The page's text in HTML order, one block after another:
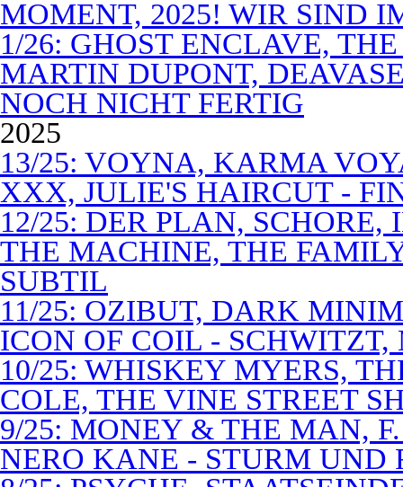
MOMENT, 2025! WIR SIND
1/26: GHOST ENCLAVE,
MARTIN DUPONT,
NOCH NICHT FERTIG
2025
13/25: VOYNA, KARMA
XXX, JULIE'S HAIRCUT -
12/25: DER PLAN,
THE MACHINE, THE
SUBTIL
11/25: OZIBUT, DARK
ICON OF COIL -
10/25: WHISKEY MYERS,
COLE, THE VINE STREET
9/25: MONEY & THE MAN,
NERO KANE - STURM UND